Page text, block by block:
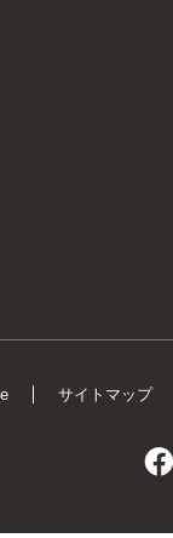
サイトマップ